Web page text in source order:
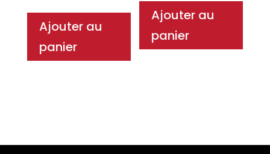
Ajouter au
panier
Ajouter au
panier